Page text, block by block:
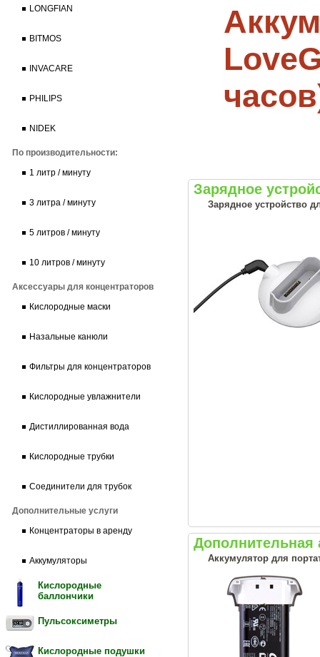
LONGFIAN
BITMOS
INVACARE
PHILIPS
NIDEK
По производительности:
1 литр / минуту
3 литра / минуту
5 литров / минуту
10 литров / минуту
Аксессуары для концентраторов
Кислородные маски
Назальные канюли
Фильтры для концентраторов
Кислородные увлажнители
Дистиллированная вода
Кислородные трубки
Соединители для трубок
Дополнительные услуги
Концентраторы в аренду
Аккумуляторы
Кислородные
баллончики
Пульсоксиметры
Кислородные подушки
Зарядное
Зарядное устройство
Дополнительная
Аккумулятор для